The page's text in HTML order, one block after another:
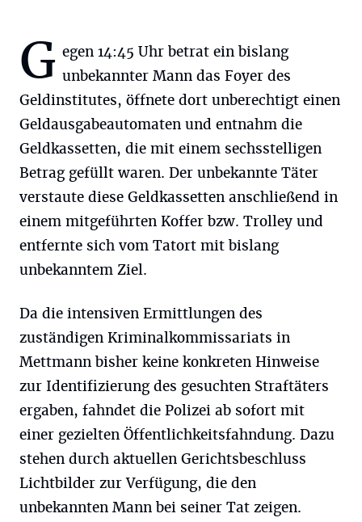
G egen 14:45 Uhr betrat ein bislang
unbekannter Mann das Foyer des
Geldinstitutes, öffnete dort unberechtigt einen
Geldausgabeautomaten und entnahm die
Geldkassetten, die mit einem sechsstelligen
Betrag gefüllt waren. Der unbekannte Täter
verstaute diese Geldkassetten anschließend in
einem mitgeführten Koffer bzw. Trolley und
entfernte sich vom Tatort mit bislang
unbekanntem Ziel.
Da die intensiven Ermittlungen des
zuständigen Kriminalkommissariats in
Mettmann bisher keine konkreten Hinweise
zur Identifizierung des gesuchten Straftäters
ergaben, fahndet die Polizei ab sofort mit
einer gezielten Öffentlichkeitsfahndung. Dazu
stehen durch aktuellen Gerichtsbeschluss
Lichtbilder zur Verfügung, die den
unbekannten Mann bei seiner Tat zeigen.